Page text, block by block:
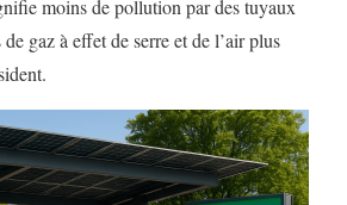
moins de pollution par des tuyaux
gaz à effet de serre et de l’air plus